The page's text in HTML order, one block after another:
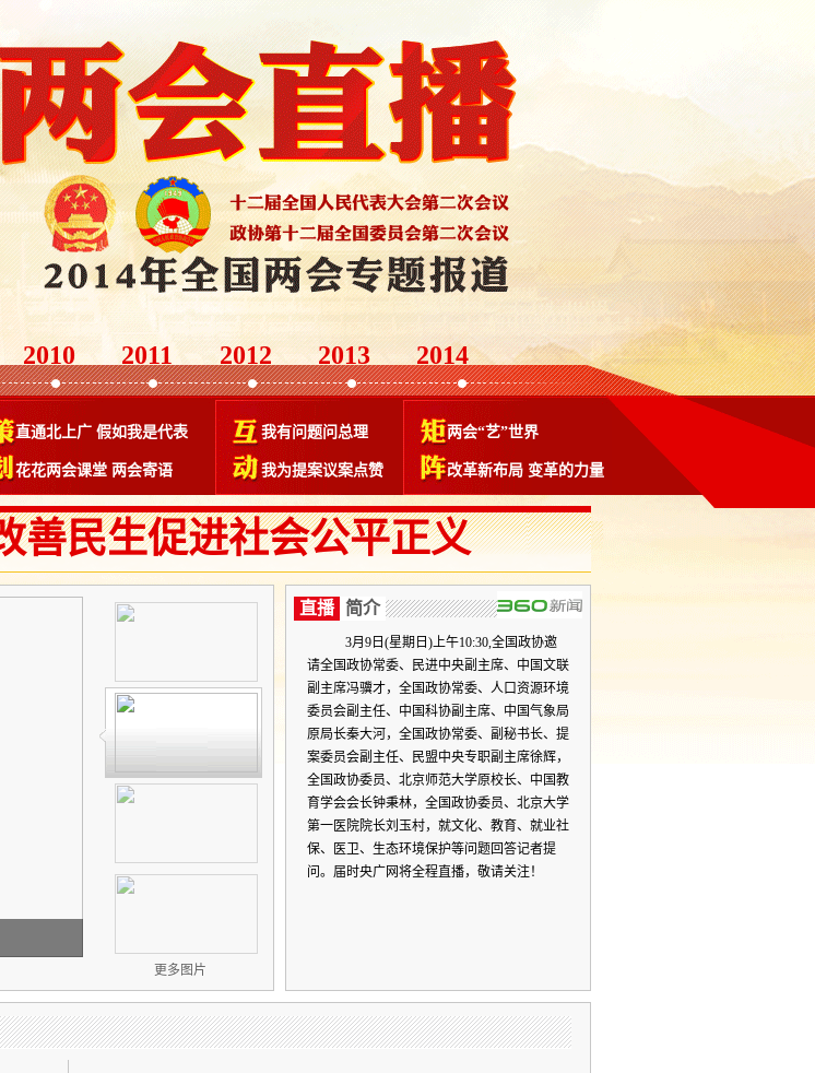
2010 2011 2012 2013 2014
直通北上广 假如我是代表
花花两会课堂 两会寄语
我有问题问总理
我为提案议案点赞
两会“艺”世界
改革新布局 变革的力量
善民生促进社会公平正义
更多图片
直播 简介
3月9日(星期日)上午10:30,全国政协邀
请全国政协常委、民进中央副主席、中国文联
副主席冯骥才，全国政协常委、人口资源环境
委员会副主任、中国科协副主席、中国气象局
原局长秦大河，全国政协常委、副秘书长、提
案委员会副主任、民盟中央专职副主席徐辉，
全国政协委员、北京师范大学原校长、中国教
育学会会长钟秉林，全国政协委员、北京大学
第一医院院长刘玉村，就文化、教育、就业社
保、医卫、生态环境保护等问题回答记者提
问。届时央广网将全程直播，敬请关注！